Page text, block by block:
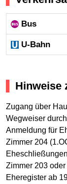
Bus
U-Bahn
Hinweise
Zugang über
Wegweiser
Anmeldung für
Zimmer 204
Zimmer 203
Eheregister ab